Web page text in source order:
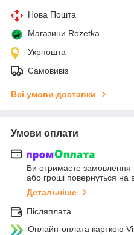
Нова Пошта
Магазини Rozetka
Укрпошта
Самовивіз
Всі умови доставки
Умови оплати
Ви отримаєте замовлення
або гроші повернуться на
Детальніше
Післяплата
Онлайн-оплата карткою